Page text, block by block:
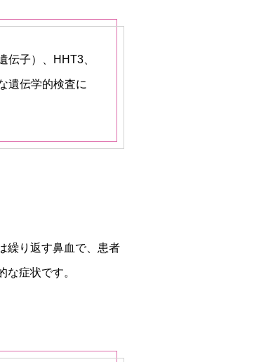
子）、HHT3、
遺伝学的検査に
繰り返す鼻血で、患者
症状です。